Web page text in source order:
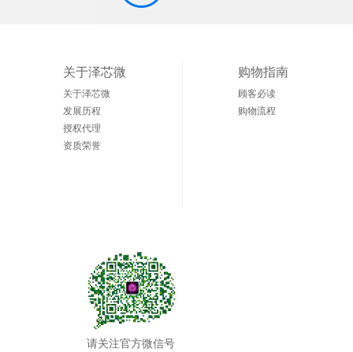
关于泽芯微
关于泽芯微
发展历程
授权代理
资质荣誉
购物指南
顾客必读
购物流程
请关注官方微信号